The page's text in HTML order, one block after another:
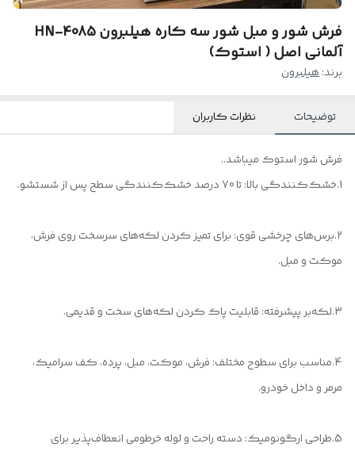
فرش شور و مبل شور سه کاره هیلبرون HN-4085
آلمانی اصل ( استوک)
برند:هیلبرون
توضیحات نظرات کاربران
فرش شور استوک میباشد..
1.خشک‌کنندگی بالا: تا 70 درصد خشک‌کنندگی سطح پس از شستشو.
2.برس‌های چرخشی قوی: برای تمیز کردن لکه‌های سرسخت روی فرش،
موکت و مبل.
3.لکه‌بر پیشرفته: قابلیت پاک کردن لکه‌های سخت و قدیمی.
4.مناسب برای سطوح مختلف: فرش، موکت، مبل، پرده، کف سرامیک،
مرمر و داخل خودرو.
5.طراحی ارگونومیک: دسته راحت و لوله خرطومی انعطاف‌پذیر برای